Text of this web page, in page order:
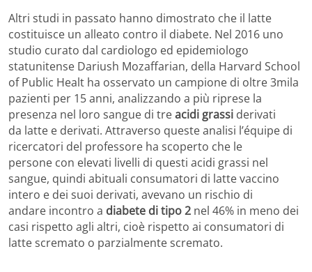
Altri studi in passato hanno dimostrato che il latte
costituisce un alleato contro il diabete. Nel 2016 uno
studio curato dal cardiologo ed epidemiologo
statunitense Dariush Mozaffarian, della Harvard School
of Public Healt ha osservato un campione di oltre 3mila
pazienti per 15 anni, analizzando a più riprese la
presenza nel loro sangue di treacidi grassi derivati
da latte e derivati. Attraverso queste analisi l’équipe di
ricercatori del professore ha scoperto che le
persone con elevati livelli di questi acidi grassi nel
sangue, quindi abituali consumatori di latte vaccino
intero e dei suoi derivati, avevano un rischio di
andare incontro a diabete di tipo 2 nel 46% in meno dei
casi rispetto agli altri, cioè rispetto ai consumatori di
latte scremato o parzialmente scremato.